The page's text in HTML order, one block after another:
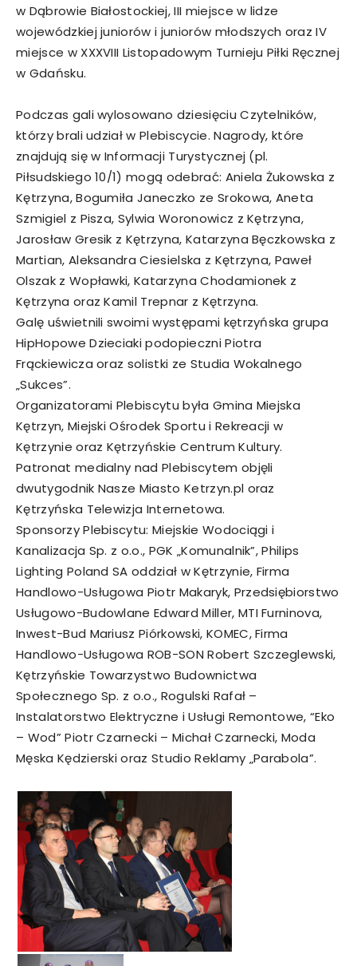
w Dąbrowie Białostockiej, III miejsce w lidze
wojewódzkiej juniorów i juniorów młodszych oraz IV
miejsce w XXXVIII Listopadowym Turnieju Piłki Ręcznej
w Gdańsku.
Podczas gali wylosowano dziesięciu Czytelników,
którzy brali udział w Plebiscycie. Nagrody, które
znajdują się w Informacji Turystycznej (pl.
Piłsudskiego 10/1) mogą odebrać: Aniela Żukowska z
Kętrzyna, Bogumiła Janeczko ze Srokowa, Aneta
Szmigiel z Pisza, Sylwia Woronowicz z Kętrzyna,
Jarosław Gresik z Kętrzyna, Katarzyna Bęczkowska z
Martian, Aleksandra Ciesielska z Kętrzyna, Paweł
Olszak z Wopławki, Katarzyna Chodamionek z
Kętrzyna oraz Kamil Trepnar z Kętrzyna.
Galę uświetnili swoimi występami kętrzyńska grupa
HipHopowe Dzieciaki podopieczni Piotra
Frąckiewicza oraz solistki ze Studia Wokalnego
„Sukces”.
Organizatorami Plebiscytu była Gmina Miejska
Kętrzyn, Miejski Ośrodek Sportu i Rekreacji w
Kętrzynie oraz Kętrzyńskie Centrum Kultury.
Patronat medialny nad Plebiscytem objęli
dwutygodnik Nasze Miasto Ketrzyn.pl oraz
Kętrzyńska Telewizja Internetowa.
Sponsorzy Plebiscytu: Miejskie Wodociągi i
Kanalizacja Sp. z o.o., PGK „Komunalnik”, Philips
Lighting Poland SA oddział w Kętrzynie, Firma
Handlowo-Usługowa Piotr Makaryk, Przedsiębiorstwo
Usługowo-Budowlane Edward Miller, MTI Furninova,
Inwest-Bud Mariusz Piórkowski, KOMEC, Firma
Handlowo-Usługowa ROB-SON Robert Szczeglewski,
Kętrzyńskie Towarzystwo Budownictwa
Społecznego Sp. z o.o., Rogulski Rafał –
Instalatorstwo Elektryczne i Usługi Remontowe, “Eko
– Wod” Piotr Czarnecki – Michał Czarnecki, Moda
Męska Kędzierski oraz Studio Reklamy „Parabola”.